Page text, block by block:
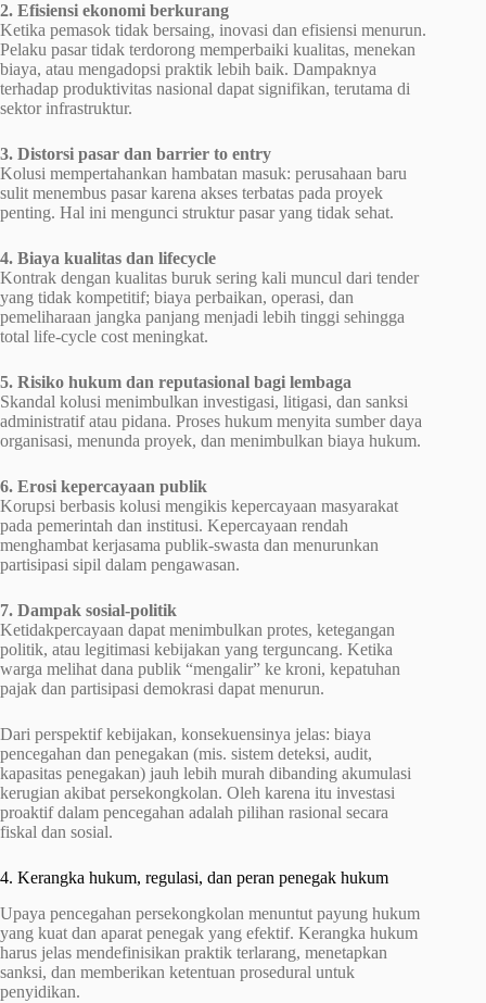
2. Efisiensi ekonomi berkurang
Ketika pemasok tidak bersaing, inovasi dan efisiensi menurun.
Pelaku pasar tidak terdorong memperbaiki kualitas, menekan
biaya, atau mengadopsi praktik lebih baik. Dampaknya
terhadap produktivitas nasional dapat signifikan, terutama di
sektor infrastruktur.
3. Distorsi pasar dan barrier to entry
Kolusi mempertahankan hambatan masuk: perusahaan baru
sulit menembus pasar karena akses terbatas pada proyek
penting. Hal ini mengunci struktur pasar yang tidak sehat.
4. Biaya kualitas dan lifecycle
Kontrak dengan kualitas buruk sering kali muncul dari tender
yang tidak kompetitif; biaya perbaikan, operasi, dan
pemeliharaan jangka panjang menjadi lebih tinggi sehingga
total life-cycle cost meningkat.
5. Risiko hukum dan reputasional bagi lembaga
Skandal kolusi menimbulkan investigasi, litigasi, dan sanksi
administratif atau pidana. Proses hukum menyita sumber daya
organisasi, menunda proyek, dan menimbulkan biaya hukum.
6. Erosi kepercayaan publik
Korupsi berbasis kolusi mengikis kepercayaan masyarakat
pada pemerintah dan institusi. Kepercayaan rendah
menghambat kerjasama publik-swasta dan menurunkan
partisipasi sipil dalam pengawasan.
7. Dampak sosial-politik
Ketidakpercayaan dapat menimbulkan protes, ketegangan
politik, atau legitimasi kebijakan yang terguncang. Ketika
warga melihat dana publik “mengalir” ke kroni, kepatuhan
pajak dan partisipasi demokrasi dapat menurun.
Dari perspektif kebijakan, konsekuensinya jelas: biaya
pencegahan dan penegakan (mis. sistem deteksi, audit,
kapasitas penegakan) jauh lebih murah dibanding akumulasi
kerugian akibat persekongkolan. Oleh karena itu investasi
proaktif dalam pencegahan adalah pilihan rasional secara
fiskal dan sosial.
4. Kerangka hukum, regulasi, dan peran penegak hukum
Upaya pencegahan persekongkolan menuntut payung hukum
yang kuat dan aparat penegak yang efektif. Kerangka hukum
harus jelas mendefinisikan praktik terlarang, menetapkan
sanksi, dan memberikan ketentuan prosedural untuk
penyidikan.